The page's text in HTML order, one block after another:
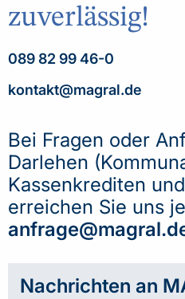
zuverlässig!
089 82 99 46-0
kontakt@magral.de
Bei Fragen oder
Darlehen
Kassenkrediten
erreichen Sie uns
Nachrichten an